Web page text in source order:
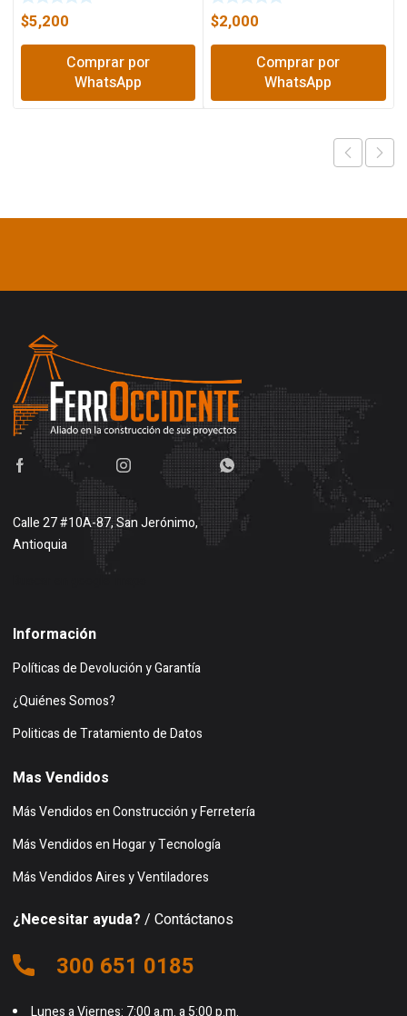
$5,200
Comprar por
WhatsApp
$2,000
Comprar por
WhatsApp
Calle 27 #10A-87, San Jerónimo,
Antioquia
Información
Políticas de Devolución y Garantía
¿Quiénes Somos?
Politicas de Tratamiento de Datos
Mas Vendidos
Más Vendidos en Construcción y Ferretería
Más Vendidos en Hogar y Tecnología
Más Vendidos Aires y Ventiladores
¿Necesitar ayuda? / Contáctanos
300 651 0185
Lunes a Viernes: 7:00 a.m. a 5:00 p.m.